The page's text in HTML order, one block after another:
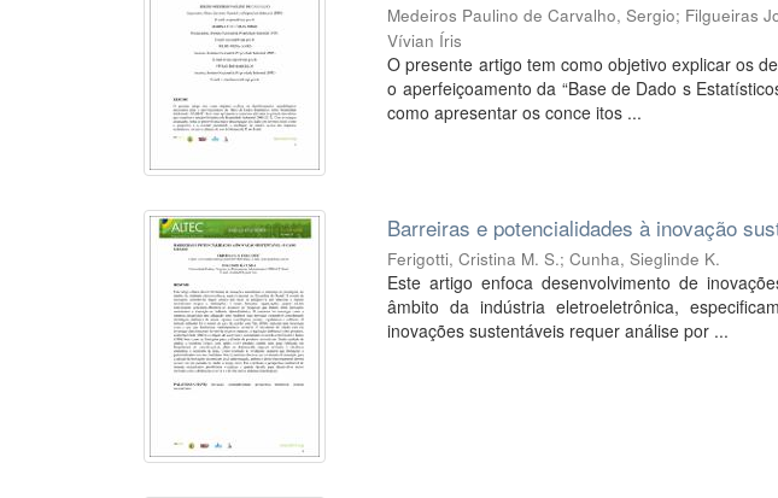
Medeiros Paulino de Carvalho, Sergio; Filgueiras
Vívian Íris
O presente artigo tem como objetivo explicar os
o aperfeiçoamento da “Base de Dado s
como apresentar os conce itos ...
Barreiras e potencialidades à inovação
Ferigotti, Cristina M. S.;Cunha, Sieglinde K.
Este artigo enfoca desenvolvimento de
âmbito da indústria eletroeletrônica,
inovações sustentáveis requer análise por ...